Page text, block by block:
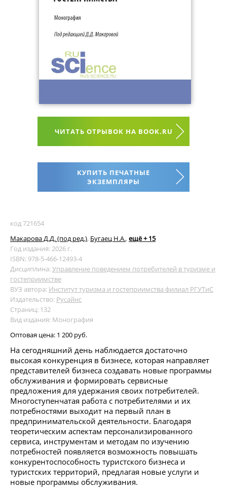
ЧИТАТЬ ОТРЫВОК НА BOOK.RU
КУПИТЬ ПЕЧАТНЫЕ
ЭКЗЕМПЛЯРЫ
код 721654
Макарова Д.Д. (под ред.), Бугаец Н.А., ещё + 15
Год издания: 2026 г.
ISBN: 978-5-466-12493-4
Дисциплина:Управление поведением потребителей в туризме и
гостеприимстве
ВУЗ автора: Институт туризма и гостеприимства филиал РГУТиС
Издательство: Русайнс
Страниц: 132
Вид издания: Монография
Оптовая цена: 1 200 руб.
На сегодняшний день наблюдается достаточно
высокая конкуренция в бизнесе, которая направляет
представителей бизнеса создавать новые программы
обслуживания и формировать сервисные
предложения для удержания своих потребителей.
Многоступенчатая работа с потребителями и их
потребностями выходит на первый план в
предпринимательской деятельности. Благодаря
теоретическим аспектам персонализированного
сервиса, инструментам и методам по изучению
потребностей появляется возможность повышать
конкурентоспособность туристского бизнеса и
туристских территорий, предлагая новые услуги и
новые программы обслуживания.